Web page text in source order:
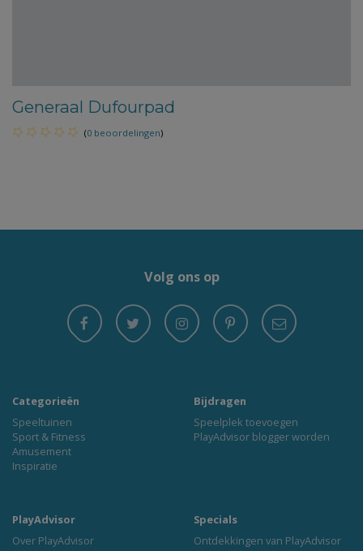
Generaal Dufourpad
(0 beoordelingen)
Volg ons op
Categorieën
Speeltuinen
Sport & Fitness
Amusement
Inspiratie
Bijdragen
Speelplek toevoegen
PlayAdvisor blogger worden
PlayAdvisor
Over PlayAdvisor
Specials
Ontdekkingen van PlayAdvisor